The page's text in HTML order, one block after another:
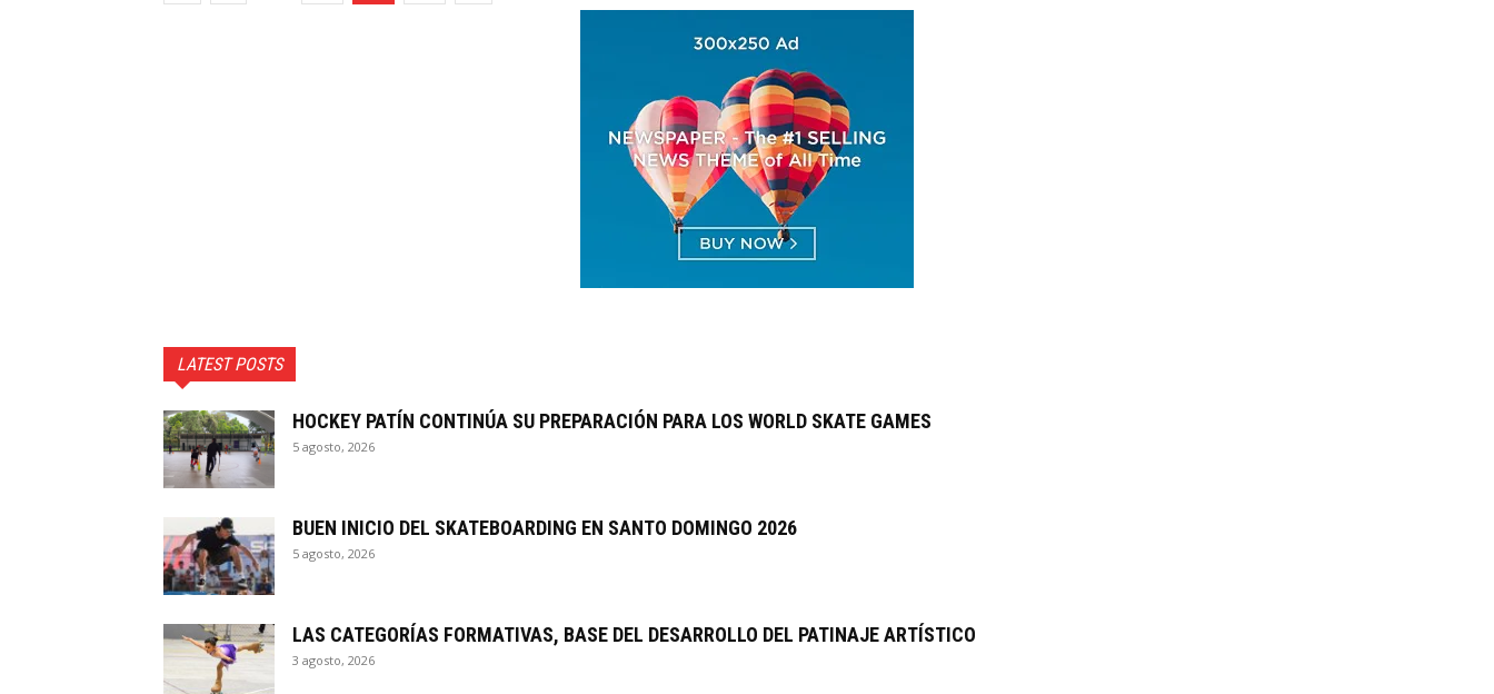
LATEST POSTS
HOCKEY PATÍN CONTINÚA SU PREPARACIÓN PARA LOS WORLD SKATE GAMES
5 agosto, 2026
BUEN INICIO DEL SKATEBOARDING EN SANTO DOMINGO 2026
5 agosto, 2026
LAS CATEGORÍAS FORMATIVAS, BASE DEL DESARROLLO DEL PATINAJE ARTÍSTICO
3 agosto, 2026